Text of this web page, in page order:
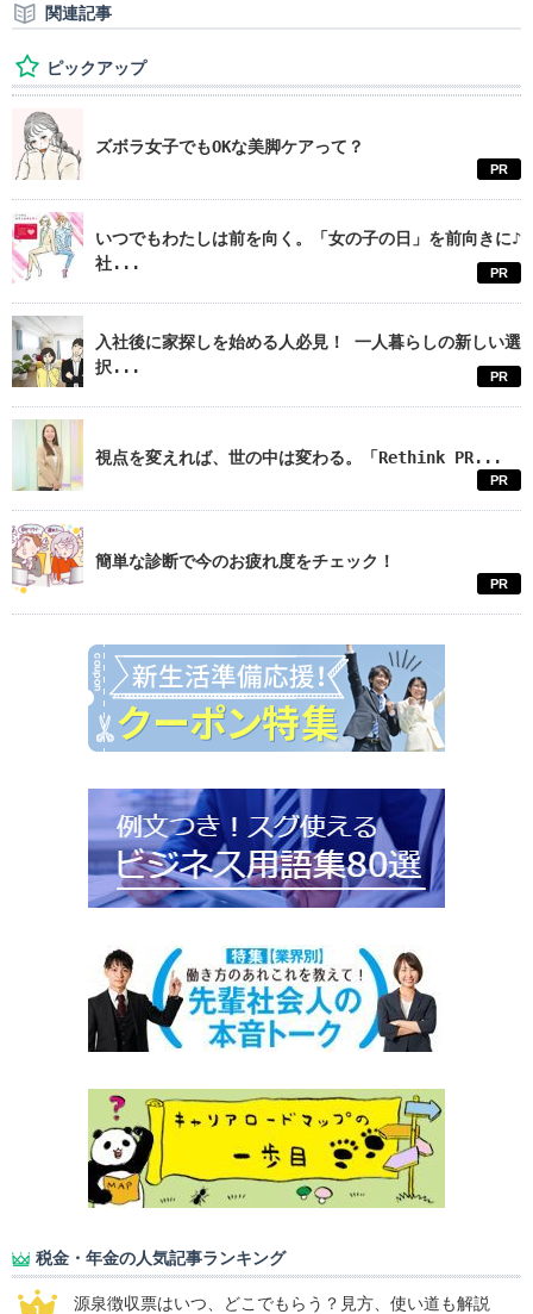
関連記事
ピックアップ
ズボラ女子でもOKな美脚ケアって？
PR
いつでもわたしは前を向く。「女の子の日」を前向きに♪
社...
PR
入社後に家探しを始める人必見！ 一人暮らしの新しい選
択...
PR
視点を変えれば、世の中は変わる。「Rethink PR...
PR
簡単な診断で今のお疲れ度をチェック！
PR
税金・年金の人気記事ランキング
源泉徴収票はいつ、どこでもらう？見方、使い道も解説